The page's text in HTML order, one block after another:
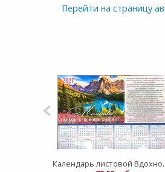
Перейти на страницу
Календарь